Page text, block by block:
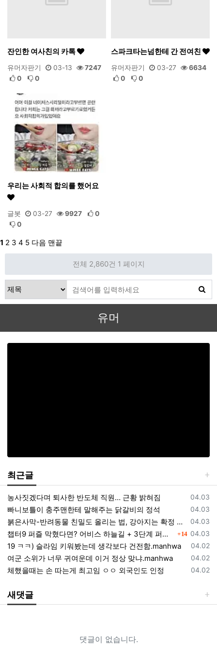
잔인한 여사친의 카톡
유머자판기 03-13
7247
0
0
스파크타는넘한테 간 전여친
유머자판기 03-27
6634
0
0
우리는 사회적 합의를 했어요
글봇 03-27 9927
0
0
1 2 3 4 5 다음 맨끝
전체 2,860건 1 페이지
유머
최근글
등록일
04.03
농사짓겠다며 퇴사한 반도체 직원… 근황 밝혀짐
등록일
04.03
빠니보틀이 충주맨한테 말해주는 닭갈비의 정석
등록일
04.03
붉은사막-반려동물 친밀도 올리는 법, 강아지는 확정 고양이는 조건 확인
등록일
04.03
챕터9 퍼즐 막혔다면? 어비스 하늘길 + 3단계 퍼즐 공략 순서 정리 (길찾기 포함) 댓글
14
등록일
04.02
19 ㅋㅋ) 슬라임 키워봤는데 생각보다 건전함.manhwa
등록일
04.02
여군 소위가 너무 귀여운데 이거 정상 맞냐.manhwa
등록일
04.02
체했을때는 손 따는게 최고임 ㅇㅇ 외국인도 인정
새댓글
댓글이 없습니다.